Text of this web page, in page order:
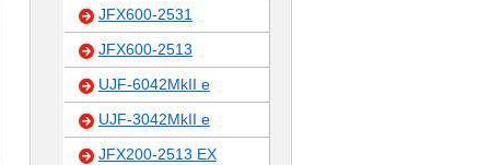
JFX600-2531
JFX600-2513
UJF-6042MkII e
UJF-3042MkII e
JFX200-2513 EX